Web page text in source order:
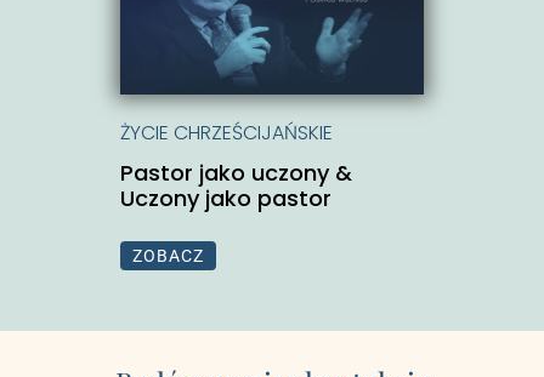
ŻYCIE CHRZEŚCIJAŃSKIE
Pastor jako uczony &
Uczony jako pastor
ZOBACZ